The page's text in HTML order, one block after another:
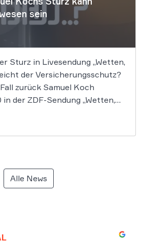
sein
Sturz in Livesendung „Wetten,
der Versicherungsschutz?
zurück Samuel Koch
der ZDF-Sendung „Wetten,
Jetzt befasste sich das BSG
Fall als Arbeitsunfall
Alle News